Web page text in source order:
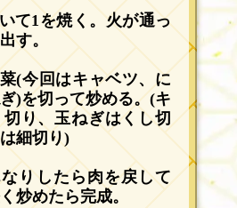
て1を焼く。火が通っ
す。
(今回はキャベツ、に
)を切って炒める。(キ
り、玉ねぎはくし切
細切り)
りしたら肉を戻して
炒めたら完成。